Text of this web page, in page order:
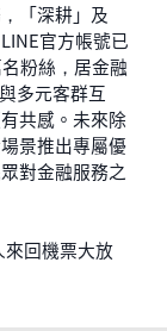
「深耕」及
官方帳號已
粉絲，居金融
多元客群互
共感。未來除
景推出專屬優
對金融服務之